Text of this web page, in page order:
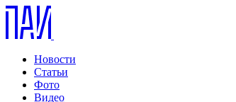
Новости
Статьи
Фото
Видео